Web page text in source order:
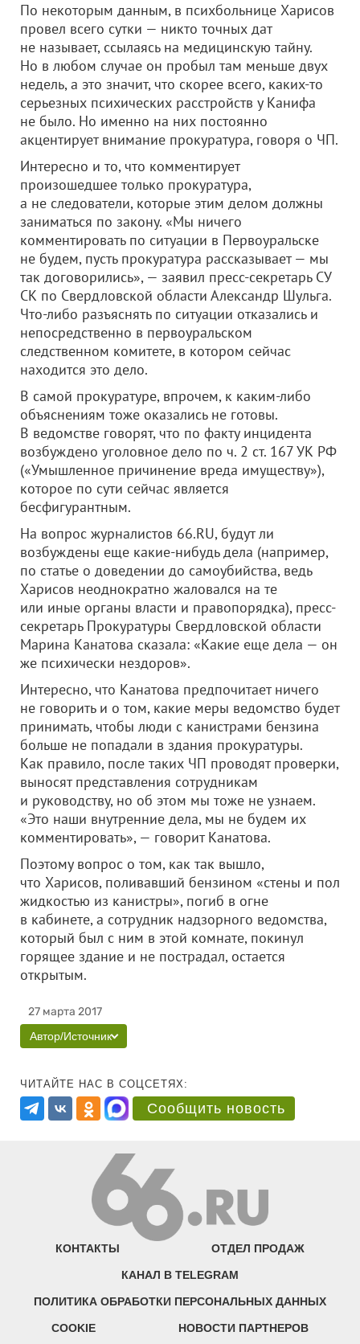
По некоторым данным, в психбольнице Харисов
провел всего сутки — никто точных дат
не называет, ссылаясь на медицинскую тайну.
Но в любом случае он пробыл там меньше двух
недель, а это значит, что скорее всего, каких-то
серьезных психических расстройств у Канифа
не было. Но именно на них постоянно
акцентирует внимание прокуратура, говоря о ЧП.
Интересно и то, что комментирует
произошедшее только прокуратура,
а не следователи, которые этим делом должны
заниматься по закону. «Мы ничего
комментировать по ситуации в Первоуральске
не будем, пусть прокуратура рассказывает — мы
так договорились», — заявил пресс-секретарь СУ
СК по Свердловской области Александр Шульга.
Что-либо разъяснять по ситуации отказались и
непосредственно в первоуральском
следственном комитете, в котором сейчас
находится это дело.
В самой прокуратуре, впрочем, к каким-либо
объяснениям тоже оказались не готовы.
В ведомстве говорят, что по факту инцидента
возбуждено уголовное дело по ч. 2 ст. 167 УК РФ
(«Умышленное причинение вреда имуществу»),
которое по сути сейчас является
бесфигурантным.
На вопрос журналистов 66.RU, будут ли
возбуждены еще какие-нибудь дела (например,
по статье о доведении до самоубийства, ведь
Харисов неоднократно жаловался на те
или иные органы власти и правопорядка), пресс-
секретарь Прокуратуры Свердловской области
Марина Канатова сказала: «Какие еще дела — он
же психически нездоров».
Интересно, что Канатова предпочитает ничего
не говорить и о том, какие меры ведомство будет
принимать, чтобы люди с канистрами бензина
больше не попадали в здания прокуратуры.
Как правило, после таких ЧП проводят проверки,
выносят представления сотрудникам
и руководству, но об этом мы тоже не узнаем.
«Это наши внутренние дела, мы не будем их
комментировать», — говорит Канатова.
Поэтому вопрос о том, как так вышло,
что Харисов, поливавший бензином «стены и пол
жидкостью из канистры», погиб в огне
в кабинете, а сотрудник надзорного ведомства,
который был с ним в этой комнате, покинул
горящее здание и не пострадал, остается
открытым.
27 марта 2017
Автор/Источник
ЧИТАЙТЕ НАС В СОЦСЕТЯХ:
Сообщить новость
КОНТАКТЫ ОТДЕЛ ПРОДАЖ
КАНАЛ В TELEGRAM
ПОЛИТИКА ОБРАБОТКИ ПЕРСОНАЛЬНЫХ ДАННЫХ
COOKIE НОВОСТИ ПАРТНЕРОВ